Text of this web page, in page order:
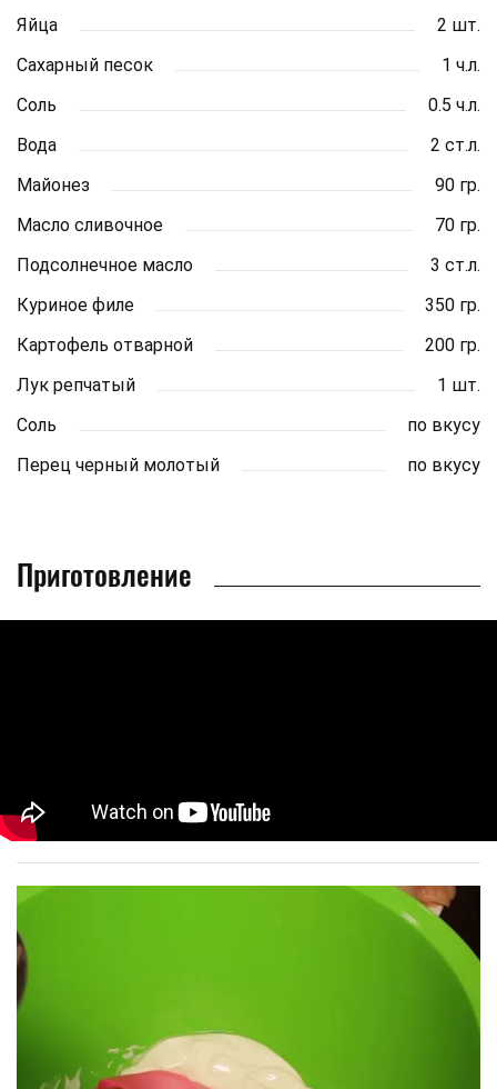
Яйца
2 шт.
Сахарный песок
1 ч.л.
Соль
0.5 ч.л.
Вода
2 ст.л.
Майонез
90 гр.
Масло сливочное
70 гр.
Подсолнечное масло
3 ст.л.
Куриное филе
350 гр.
Картофель отварной
200 гр.
Лук репчатый
1 шт.
Соль
по вкусу
Перец черный молотый
по вкусу
Приготовление